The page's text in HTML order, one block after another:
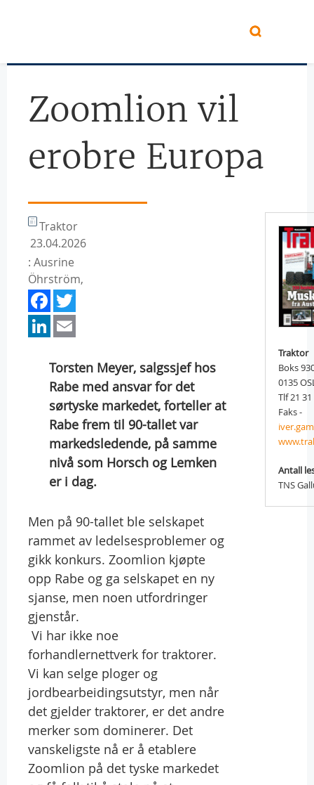
Zoomlion vil
erobre Europa
Traktor
23.04.2026
: Ausrine
Öhrström,
Facebook
LinkedIn
Torsten Meyer, salgssjef hos
Rabe med ansvar for det
sørtyske markedet, forteller at
Rabe frem til 90-tallet var
markedsledende, på samme
nivå som Horsch og Lemken
er i dag.
Men på 90-tallet ble selskapet
rammet av ledelsesproblemer og
gikk konkurs. Zoomlion kjøpte
opp Rabe og ga selskapet en ny
sjanse, men noen utfordringer
gjenstår.
 Vi har ikke noe
forhandlernettverk for traktorer.
Vi kan selge ploger og
jordbearbeidingsutstyr, men når
det gjelder traktorer, er det andre
merker som dominerer. Det
vanskeligste nå er å etablere
Zoomlion på det tyske markedet
Traktor
Boks
0135
Tlf 21
Faks -
Antall
TNS